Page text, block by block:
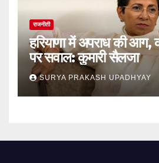
राजनीती
हरियाणा में अपराध की आग,
पर सवाल: कुमारी सैलजा
SURYA PRAKASH UPADHYAY